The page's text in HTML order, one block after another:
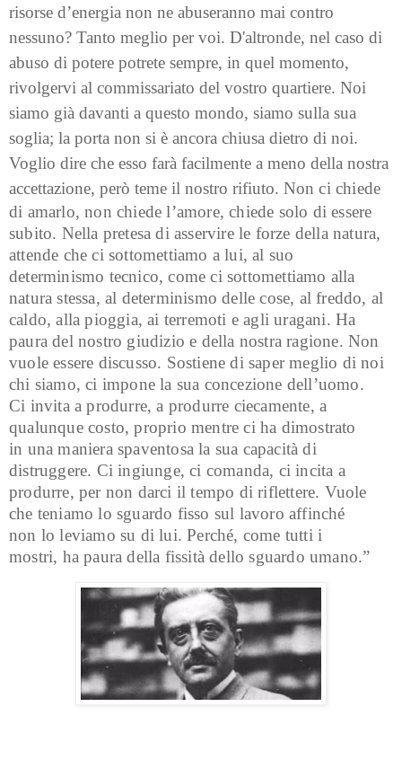
risorse d’energia non ne abuseranno mai contro
nessuno? Tanto meglio per voi. D'altronde, nel caso di
abuso di potere potrete sempre, in quel momento,
rivolgervi al commissariato del vostro quartiere. Noi
siamo già davanti a questo mondo, siamo sulla sua
soglia; la porta non si è ancora chiusa dietro di noi.
Voglio dire che esso farà facilmente a meno della nostra
accettazione, però teme il nostro rifiuto. Non ci chiede
di amarlo, non chiede l’amore, chiede solo di essere
subito. Nella pretesa di asservire le forze della natura,
attende che ci sottomettiamo a lui, al suo
determinismo tecnico, come ci sottomettiamo alla
natura stessa, al determinismo delle cose, al freddo, al
caldo, alla pioggia, ai terremoti e agli uragani. Ha
paura del nostro giudizio e della nostra ragione. Non
vuole essere discusso. Sostiene di saper meglio di noi
chi siamo, ci impone la sua concezione dell’uomo.
Ci invita a produrre, a produrre ciecamente, a
qualunque costo, proprio mentre ci ha dimostrato
in una maniera spaventosa la sua capacità di
distruggere. Ci ingiunge, ci comanda, ci incita a
produrre, per non darci il tempo di riflettere. Vuole
che teniamo lo sguardo fisso sul lavoro affinché
non lo leviamo su di lui. Perché, come tutti i
mostri, ha paura della fissità dello sguardo umano.”